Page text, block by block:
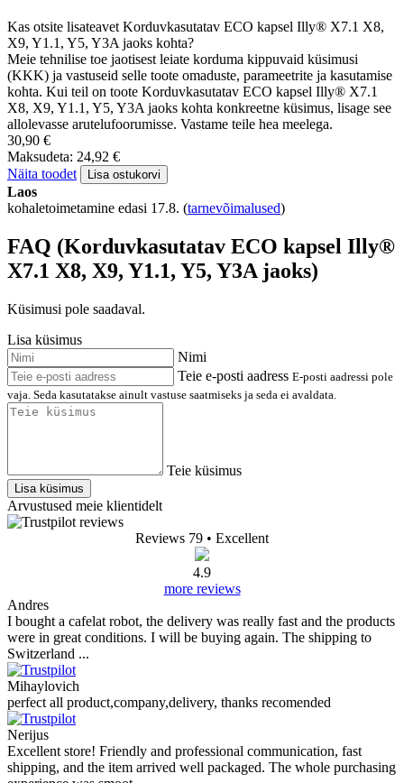
Kas otsite lisateavet Korduvkasutatav ECO kapsel Illy® X7.1 X8,
X9, Y1.1, Y5, Y3A jaoks kohta?
Meie tehnilise toe jaotisest leiate korduma kippuvaid küsimusi
(KKK) ja vastuseid selle toote omaduste, parameetrite ja kasutamise
kohta. Kui teil on toote Korduvkasutatav ECO kapsel Illy® X7.1
X8, X9, Y1.1, Y5, Y3A jaoks kohta konkreetne küsimus, lisage see
allolevasse arutelufoorumisse. Vastame teile hea meelega.
30,90 €
Maksudeta: 24,92 €
Näita toodet
Lisa ostukorvi
Laos
kohaletoimetamine edasi 17.8. (tarnevõimalused)
FAQ (Korduvkasutatav ECO kapsel Illy®
X7.1 X8, X9, Y1.1, Y5, Y3A jaoks)
Küsimusi pole saadaval.
Lisa küsimus
Nimi
Teie e-posti aadress E-posti aadressi pole
vaja. Seda kasutatakse ainult vastuse saatmiseks ja seda ei avaldata.
Teie küsimus
Lisa küsimus
Arvustused meie klientidelt
Reviews 79 • Excellent
4.9
more reviews
Andres
I bought a cafelat robot, the delivery was really fast and the products
were in great conditions. I will be buying again. The shipping to
Switzerland ...
Mihaylovich
perfect all product,company,delivery, thanks recomended
Nerijus
Excellent store! Friendly and professional communication, fast
shipping, and the item arrived well packaged. The whole purchasing